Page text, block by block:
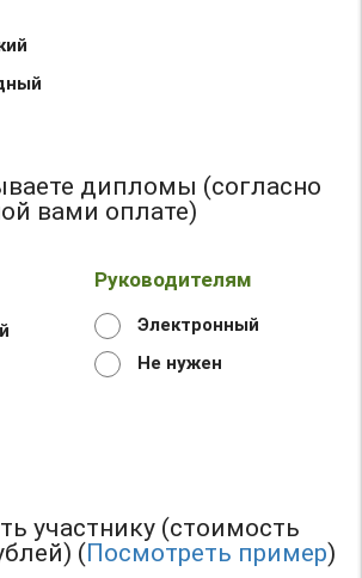
дипломы (согласно
вами оплате)
Руководителям
Электронный
Не нужен
участнику (стоимость
(Посмотреть пример)